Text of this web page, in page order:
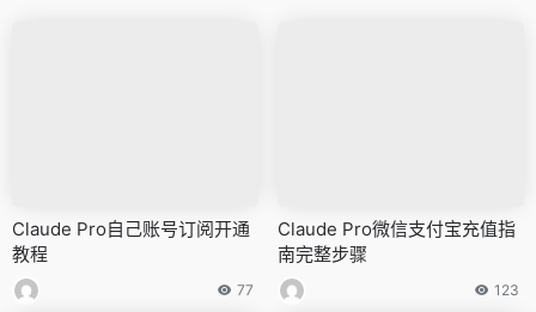
Claude Pro自己账号订阅开通
教程
77
Claude Pro微信支付宝充值指
南完整步骤
123